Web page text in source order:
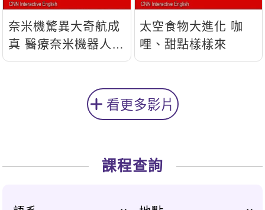
奈米機驚異大奇航成
真 醫療奈米機器人問
世
太空食物大進化 咖
哩、甜點樣樣來
看更多影片
課程查詢